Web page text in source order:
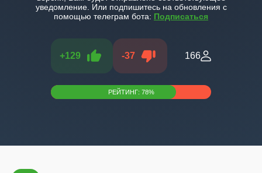
уведомление. Или подпишитесь на обновления с
помощью телеграм бота: Подписаться
+129 -37 166
РЕЙТИНГ: 78%